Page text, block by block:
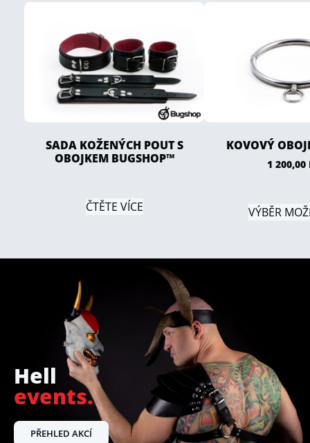
SADA KOŽENÝCH POUT S
OBOJKEM BUGSHOP™
ČTĚTE VÍCE
KOVOVÝ
1 200,00
VÝBĚR
Hell
events.
PŘEHLED AKCÍ